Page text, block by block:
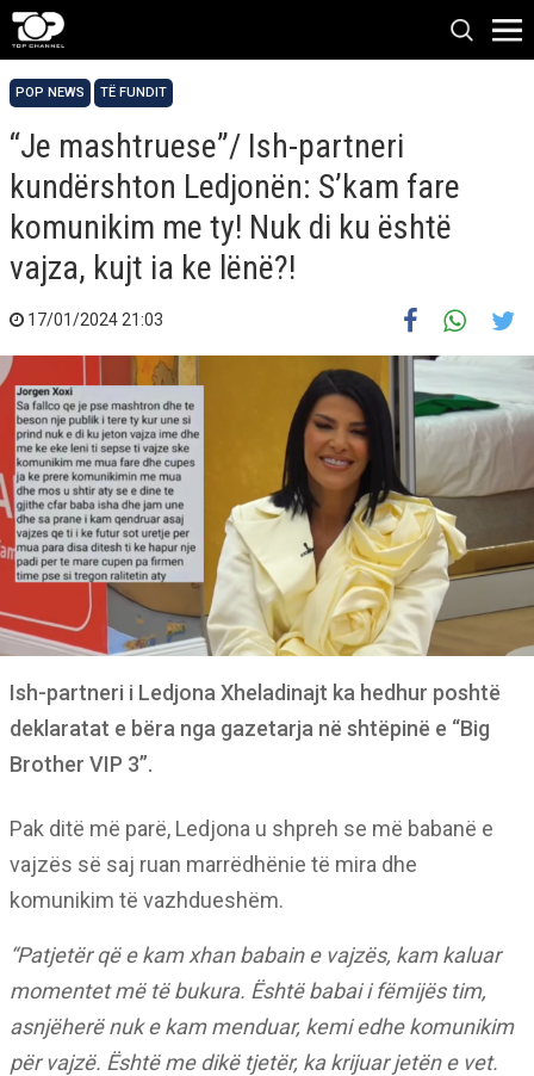
POP NEWS TË FUNDIT
“Je mashtruese”/ Ish-partneri
kundërshton Ledjonën: S’kam fare
komunikim me ty! Nuk di ku është
vajza, kujt ia ke lënë?!
17/01/2024 21:03
Ish-partneri i Ledjona Xheladinajt ka hedhur poshtë
deklaratat e bëra nga gazetarja në shtëpinë e “Big
Brother VIP 3”.
Pak ditë më parë, Ledjona u shpreh se më babanë e
vajzës së saj ruan marrëdhënie të mira dhe
komunikim të vazhdueshëm.
“Patjetër që e kam xhan babain e vajzës, kam kaluar
momentet më të bukura. Është babai i fëmijës tim,
asnjëherë nuk e kam menduar, kemi edhe komunikim
për vajzë. Është me dikë tjetër, ka krijuar jetën e vet.